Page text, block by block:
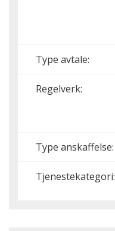
Type avtale:
Regelverk:
Type anskaffelse:
Tjenestekategori: